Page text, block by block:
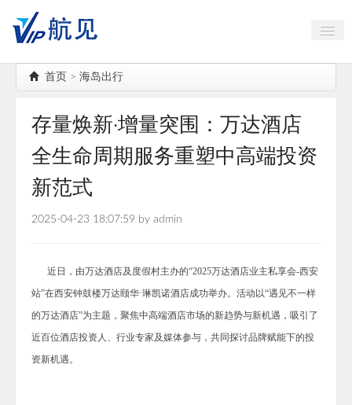
中国古镇大全
海岛出行
AI智能
高端对话
首页 > 海岛出行
存量焕新·增量突围：万达酒店
全生命周期服务重塑中高端投资
新范式
2025-04-23 18:07:59 by admin
近日，由万达酒店及度假村主办的“2025万达酒店业主私享会-西安
站”在西安钟鼓楼万达颐华·琳凯诺酒店成功举办。活动以“遇见不一样
的万达酒店”为主题，聚焦中高端酒店市场的新趋势与新机遇，吸引了
近百位酒店投资人、行业专家及媒体参与，共同探讨品牌赋能下的投
资新机遇。